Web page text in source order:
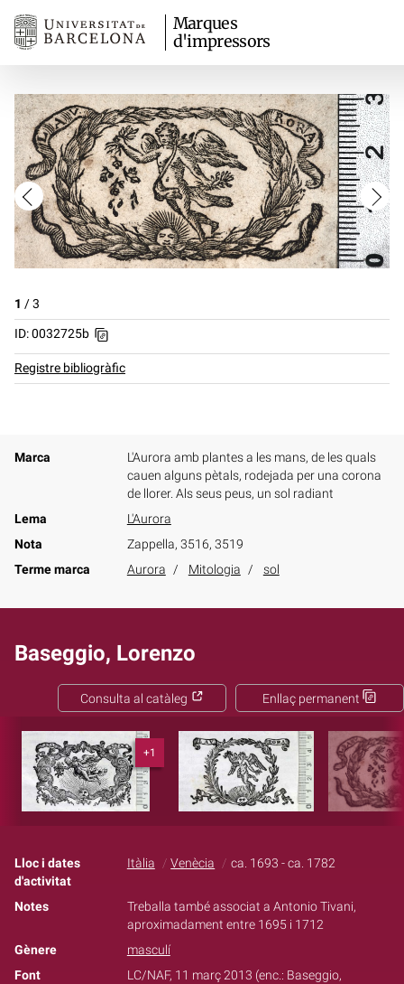
Marques
d'impressors
1 /3
ID: 0032725b
Registre bibliogràfic
Marca
L'Aurora amb plantes a les mans, de les quals
cauen alguns pètals, rodejada per una corona
de llorer. Als seus peus, un sol radiant
Lema
L'Aurora
Nota
Zappella, 3516, 3519
Terme marca
Aurora Mitologia sol
Baseggio, Lorenzo
Enllaç permanent
Consulta al catàleg
+1
Lloc i dates
d'activitat
Itàlia Venècia ca. 1693 - ca. 1782
Notes
Treballa també associat a Antonio Tivani,
aproximadament entre 1695 i 1712
Gènere
masculí
Font
LC/NAF, 11 març 2013 (enc.: Baseggio,